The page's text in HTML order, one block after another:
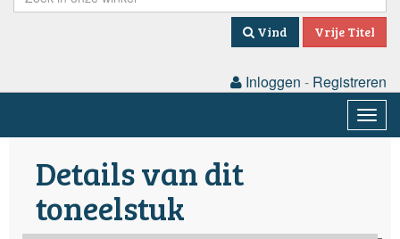
Vind Vrije Titel
Inloggen - Registreren
Details van dit
toneelstuk